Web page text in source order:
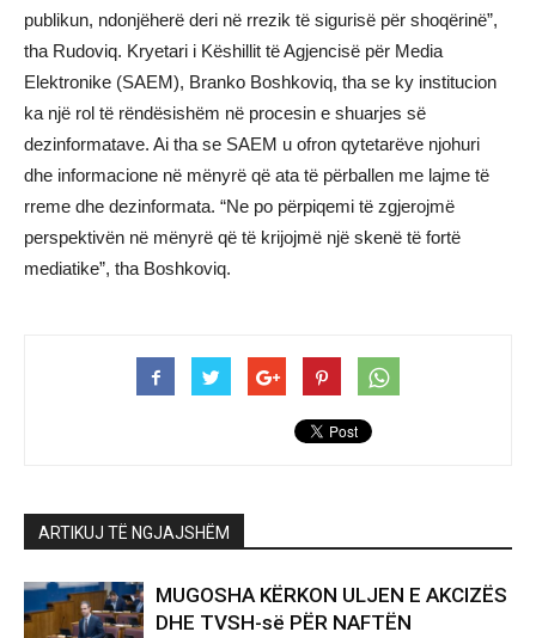
publikun, ndonjëherë deri në rrezik të sigurisë për shoqërinë”,
tha Rudoviq. Kryetari i Këshillit të Agjencisë për Media
Elektronike (SAEM), Branko Boshkoviq, tha se ky institucion
ka një rol të rëndësishëm në procesin e shuarjes së
dezinformatave. Ai tha se SAEM u ofron qytetarëve njohuri
dhe informacione në mënyrë që ata të përballen me lajme të
rreme dhe dezinformata. “Ne po përpiqemi të zgjerojmë
perspektivën në mënyrë që të krijojmë një skenë të fortë
mediatike”, tha Boshkoviq.
ARTIKUJ TË NGJAJSHËM
MUGOSHA KËRKON ULJEN E AKCIZËS
DHE TVSH-së PËR NAFTËN